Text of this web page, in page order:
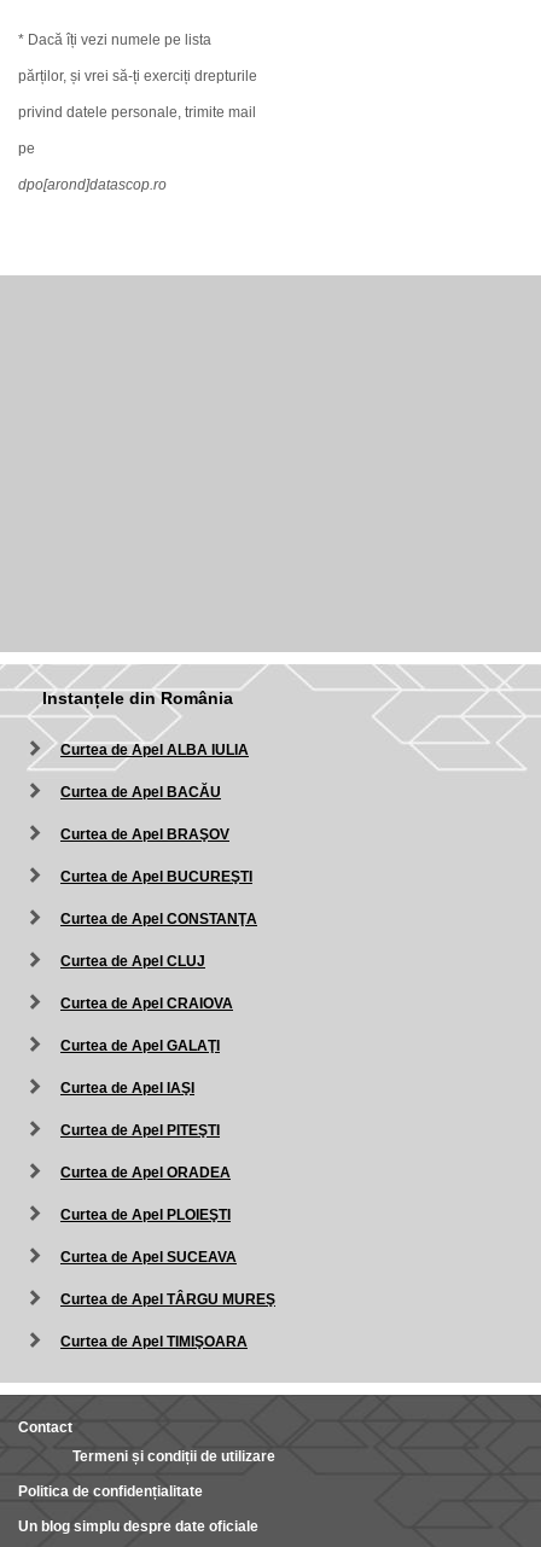
* Dacă îți vezi numele pe lista
părților, și vrei să-ți exerciți drepturile
privind datele personale, trimite mail
pe
dpo[arond]datascop.ro
Instanțele din România
Curtea de Apel ALBA IULIA
Curtea de Apel BACĂU
Curtea de Apel BRAŞOV
Curtea de Apel BUCUREŞTI
Curtea de Apel CONSTANŢA
Curtea de Apel CLUJ
Curtea de Apel CRAIOVA
Curtea de Apel GALAŢI
Curtea de Apel IAŞI
Curtea de Apel PITEŞTI
Curtea de Apel ORADEA
Curtea de Apel PLOIEŞTI
Curtea de Apel SUCEAVA
Curtea de Apel TÂRGU MUREŞ
Curtea de Apel TIMIŞOARA
Contact
Termeni și condiții de utilizare
Politica de confidențialitate
Un blog simplu despre date oficiale